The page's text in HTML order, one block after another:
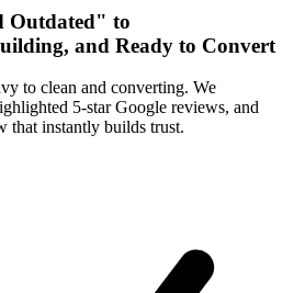
Outdated" to
and Ready to Convert
to clean and converting. We
5-star Google reviews, and
that instantly builds trust.